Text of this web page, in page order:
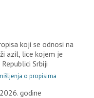
koji se odnosi na
azil, lice kojem je
Srbiji
o propisima
godine